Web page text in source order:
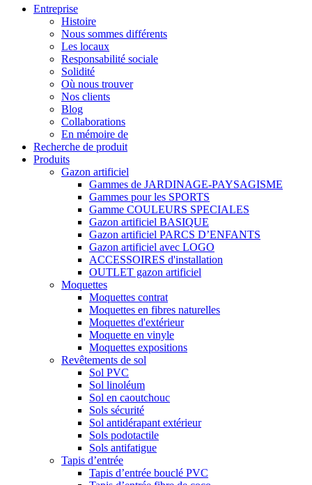
116
96
57
Entreprise
Histoire
Nous sommes différents
Les locaux
Responsabilité sociale
Solidité
Où nous trouver
Nos clients
Blog
Collaborations
En mémoire de
Recherche de produit
Produits
Gazon artificiel
Gammes de JARDINAGE-PAYSAGISME
Gammes pour les SPORTS
Gamme COULEURS SPECIALES
Gazon artificiel BASIQUE
Gazon artificiel PARCS D’ENFANTS
Gazon artificiel avec LOGO
ACCESSOIRES d'installation
OUTLET gazon artificiel
Moquettes
Moquettes contrat
Moquettes en fibres naturelles
Moquettes d'extérieur
Moquette en vinyle
Moquettes expositions
Revêtements de sol
Sol PVC
Sol linoléum
Sol en caoutchouc
Sols sécurité
Sol antidérapant extérieur
Sols podotactile
Sols antifatigue
Tapis d’entrée
Tapis d’entrée bouclé PVC